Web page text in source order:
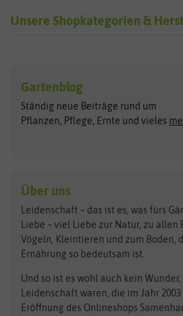
Unsere Shopkategorien &
Exotische Samen
Gemüsesamen
Gründünger
Kräutersamen
Obstsamen
Pilzbrut
Rasensamen
Steckzwiebeln
Zimmer & Kübelpflanzen
Kataloge
Schnäppchen
Arche Noah
ASB Greenworld
Benary
Bingenheimer Saatgut
BioBalu
Bionana
BIOWOL
Blumicorn
Gartenblog
Ständig neue Beiträge rund um
Pflanzen, Pflege, Ernte und vieles
Über uns
Leidenschaft – das ist es, was fürs
Liebe – viel Liebe zur Natur, zu allen
Vögeln, Kleintieren und zum Boden,
Ernährung so bedeutsam ist.
Und so ist es wohl auch kein Wunder,
Leidenschaft waren, die im Jahr
Eröffnung des Onlineshops